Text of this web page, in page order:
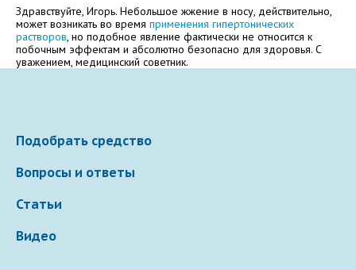
Отправляя вопрос, я принимаю
Здравствуйте, Игорь. Небольшое жжение в носу, действительно,
может возникать во время применения гипертонических
растворов, но подобное явление фактически не относится к
побочным эффектам и абсолютно безопасно для здоровья. С
уважением, медицинский советник.
Подобрать средство
Вопросы и ответы
Статьи
Видео